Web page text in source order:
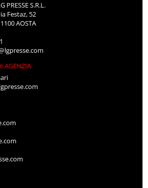
PRESSE S.R.L.
Festaz, 52
AOSTA
AGENZIA